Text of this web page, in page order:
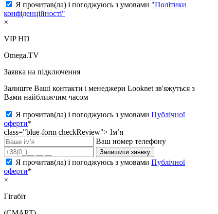
Я прочитав(ла) і погоджуюсь з умовами "Політики
конфіденційності"
×
VIP HD
Omega.TV
Заявка на підключення
Залиште Ваші контакти і менеджери Looknet зв'яжуться з
Вами найближчим часом
Я прочитав(ла) і погоджуюсь з умовами Публічної
оферти*
class="blue-form checkReview"> Ім’я
Ваш номер телефону
Залишити заявку
Я прочитав(ла) і погоджуюсь з умовами Публічної
оферти*
×
Гігабіт